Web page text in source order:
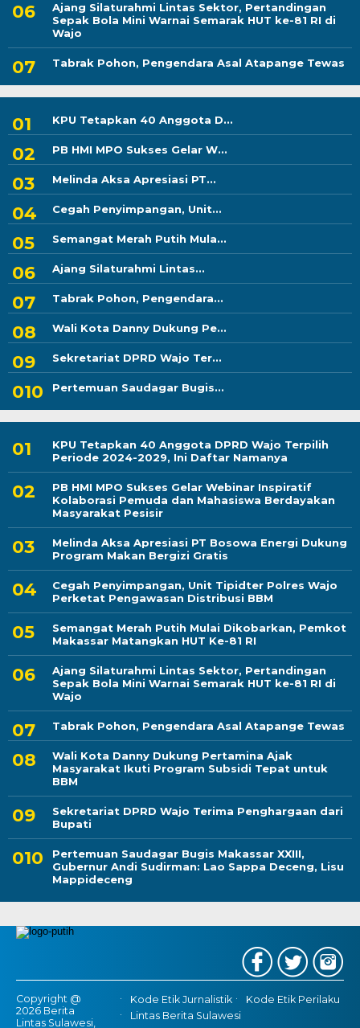
Ajang Silaturahmi Lintas Sektor, Pertandingan
Sepak Bola Mini Warnai Semarak HUT ke-81 RI di
Wajo
Tabrak Pohon, Pengendara Asal Atapange Tewas
KPU Tetapkan 40 Anggota D...
PB HMI MPO Sukses Gelar W...
Melinda Aksa Apresiasi PT...
Cegah Penyimpangan, Unit...
Semangat Merah Putih Mula...
Ajang Silaturahmi Lintas...
Tabrak Pohon, Pengendara...
Wali Kota Danny Dukung Pe...
Sekretariat DPRD Wajo Ter...
Pertemuan Saudagar Bugis...
KPU Tetapkan 40 Anggota DPRD Wajo Terpilih
Periode 2024-2029, Ini Daftar Namanya
PB HMI MPO Sukses Gelar Webinar Inspiratif
Kolaborasi Pemuda dan Mahasiswa Berdayakan
Masyarakat Pesisir
Melinda Aksa Apresiasi PT Bosowa Energi Dukung
Program Makan Bergizi Gratis
Cegah Penyimpangan, Unit Tipidter Polres Wajo
Perketat Pengawasan Distribusi BBM
Semangat Merah Putih Mulai Dikobarkan, Pemkot
Makassar Matangkan HUT Ke-81 RI
Ajang Silaturahmi Lintas Sektor, Pertandingan
Sepak Bola Mini Warnai Semarak HUT ke-81 RI di
Wajo
Tabrak Pohon, Pengendara Asal Atapange Tewas
Wali Kota Danny Dukung Pertamina Ajak
Masyarakat Ikuti Program Subsidi Tepat untuk
BBM
Sekretariat DPRD Wajo Terima Penghargaan dari
Bupati
Pertemuan Saudagar Bugis Makassar XXIII,
Gubernur Andi Sudirman: Lao Sappa Deceng, Lisu
Mappideceng
Copyright @
2026 Berita
Lintas Sulawesi,
Kode Etik Jurnalistik
Kode Etik Perilaku
Lintas Berita Sulawesi